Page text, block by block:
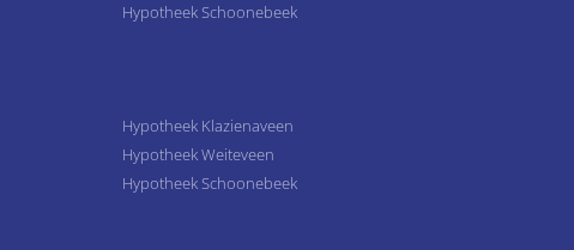
Hypotheek Schoonebeek
Hypotheek Klazienaveen
Hypotheek Weiteveen
Hypotheek Schoonebeek